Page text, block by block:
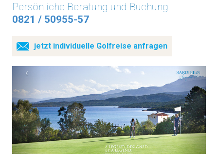
WANDERN
RADFAHREN
KITESURFEN
Persönliche Beratung und Buchung
0821 / 50955-57
jetzt individuelle Golfreise anfragen
‹ ›